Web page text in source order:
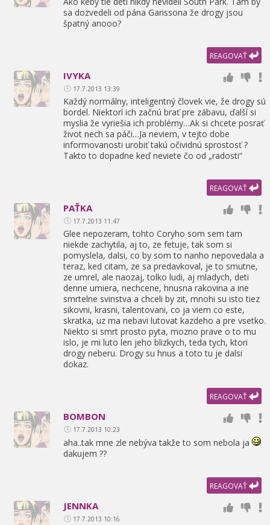
sa dozvedeli od pána Garissona že drogy jsou
špatný anooo?
REAGOVAŤ
IVYKA
17.7.2013 13:39
Každý normálny, inteligentný človek vie, že drogy sú
bordel. Niektorí ich začnú brať pre zábavu, ďalší si
myslia že vyriešia ich problémy…Ak si chcete posrať
život nech sa páči…Ja neviem, v tejto dobe
informovanosti urobiť takú očividnú sprostosť ?
Takto to dopadne keď neviete čo od „radosti“
REAGOVAŤ
PAŤKA
17.7.2013 11:47
Glee nepozeram, tohto Coryho som sem tam
niekde zachytila, aj to, ze fetuje, tak som si
pomyslela, dalsi, co by som to nanho nepovedala a
teraz, ked citam, ze sa predavkoval, je to smutne,
ze umrel, ale naozaj, tolko ludi, aj mladych, deti
denne umiera, nechcene, hnusna rakovina a ine
smrtelne svinstva a chceli by zit, mnohi su isto tiez
sikovni, krasni, talentovani, co ja viem co este,
skratka, uz ma nebavi lutovat kazdeho a pre vsetko.
Niekto si smrt prosto pyta, mozno prave o to mu
islo, je mi luto len jeho blizkych, teda tych, ktori
drogy neberu. Drogy su hnus a toto tu je dalsi
dokaz.
REAGOVAŤ
BOMBON
17.7.2013 10:23
aha..tak mne zle nebýva takže to som nebola ja
dakujem ??
REAGOVAŤ
JENNKA
17.7.2013 10:16